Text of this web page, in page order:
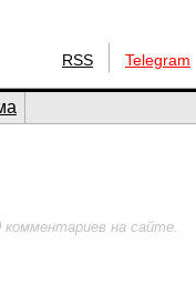
RSS Telegram
на сайте.